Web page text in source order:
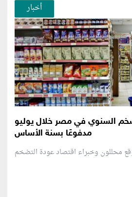
أخبار
السنوي في مصر خلال يوليو
مدفوعًا بسنة الأساس